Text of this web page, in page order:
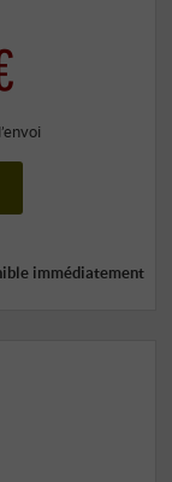
immédiatement